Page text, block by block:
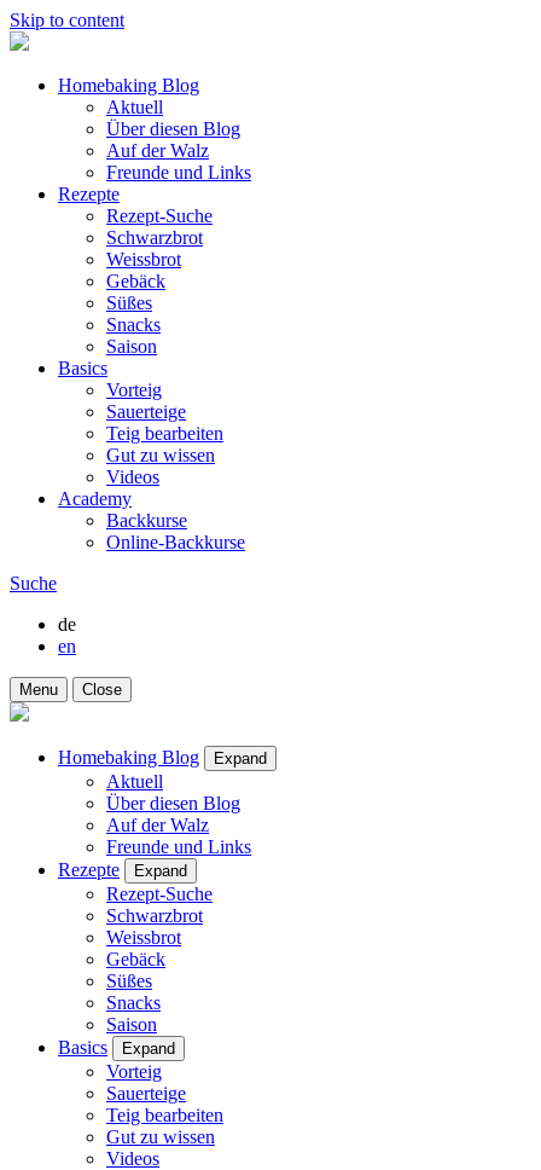
Skip to content
Homebaking Blog
Aktuell
Über diesen Blog
Auf der Walz
Freunde und Links
Rezepte
Rezept-Suche
Schwarzbrot
Weissbrot
Gebäck
Süßes
Snacks
Saison
Basics
Vorteig
Sauerteige
Teig bearbeiten
Gut zu wissen
Videos
Academy
Backkurse
Online-Backkurse
Suche
de
en
Menu Close
Homebaking Blog Expand
Aktuell
Über diesen Blog
Auf der Walz
Freunde und Links
Rezepte
Expand
Rezept-Suche
Schwarzbrot
Weissbrot
Gebäck
Süßes
Snacks
Saison
Basics
Expand
Vorteig
Sauerteige
Teig bearbeiten
Gut zu wissen
Videos